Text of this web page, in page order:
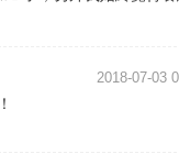
2018-07-03